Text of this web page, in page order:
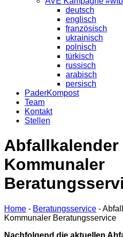
deutsch
englisch
französisch
ukrainisch
polnisch
türkisch
russisch
arabisch
persisch
PaderKompost
Team
Kontakt
Stellen
Abfallkalender
Kommunaler
Home - Beratungsservice -
Kommunaler Beratungsservice
Nachfolgend die aktuellen